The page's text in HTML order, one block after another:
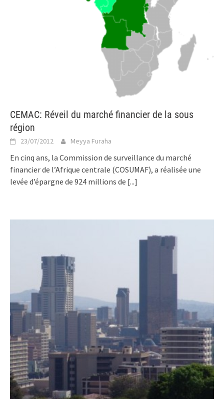
CEMAC: Réveil du marché financier de la sous
région
23/07/2012 Meyya Furaha
En cinq ans, la Commission de surveillance du marché
financier de l’Afrique centrale (COSUMAF), a réalisée une
levée d’épargne de 924 millions de [...]